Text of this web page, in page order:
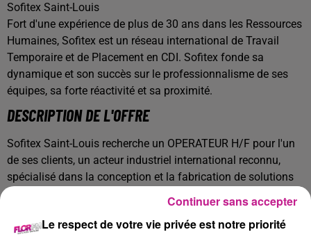
Sofitex Saint-Louis
Fort d'une expérience de plus de 30 ans dans les Ressources
Humaines, Sofitex est un réseau international de Travail
Temporaire et de Placement en CDI. Sofitex fonde sa
dynamique et son succès sur le professionnalisme de ses
équipes, sa forte réactivité et sa proximité.
DESCRIPTION DE L'OFFRE
Sofitex Saint-Louis recherche un OPERATEUR H/F pour l'un
de ses clients, un acteur industriel international reconnu,
spécialisé dans la conception et la fabrication de solutions
site de Saint-Louis intervient dans des environnements
industriels exigeants, avec des standards élevés en matière
Le respect de votre vie privée est notre priorité
Continuer sans accepter